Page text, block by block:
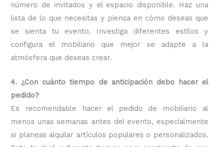
número de invitados y el espacio disponible. Haz una
lista de lo que necesitas y piensa en cómo deseas que
se sienta tu evento. Investiga diferentes estilos y
configura el mobiliario que mejor se adapte a la
atmósfera que deseas crear.
4. ¿Con cuánto tiempo de anticipación debo hacer el
pedido?
Es recomendable hacer el pedido de mobiliario al
menos unas semanas antes del evento, especialmente
si planeas alquilar artículos populares o personalizados.